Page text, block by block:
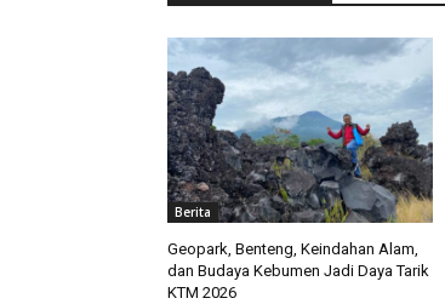
Berita
Geopark, Benteng, Keindahan Alam,
dan Budaya Kebumen Jadi Daya Tarik
KTM 2026